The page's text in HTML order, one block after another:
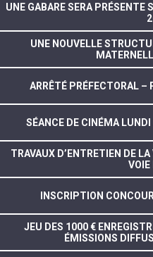
UNE GABARE SERA
UNE NOUVELLE
ARRÊTÉ PRÉFECTORAL –
SÉANCE DE CINÉMA
TRAVAUX D’ENTRETIEN DE
VOIE
INSCRIPTION
JEU DES 1000 €
ÉMISSIONS